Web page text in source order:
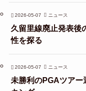
2026-05-07 ニュース
久留里線廃止発表後
性を探る
2026-05-07 ニュース
未勝利のPGAツアー